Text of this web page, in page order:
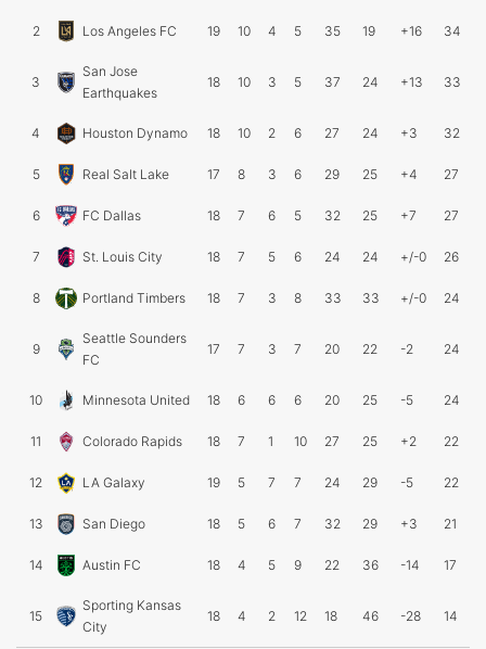
2 Los Angeles FC 19 10 4 5 35 19 +16 34
3
San Jose
Earthquakes
18 10 3 5 37 24 +13 33
4 Houston Dynamo 18 10 2 6 27 24 +3 32
5 Real Salt Lake 17 8 3 6 29 25 +4 27
6 FC Dallas 18 7 6 5 32 25 +7 27
7 St. Louis City 18 7 5 6 24 24 +/-0 26
8 Portland Timbers 18 7 3 8 33 33 +/-0 24
9
Seattle Sounders
FC
17 7 3 7 20 22 -2 24
10 Minnesota United 18 6 6 6 20 25 -5 24
11 Colorado Rapids 18 7 1 10 27 25 +2 22
12 LA Galaxy 19 5 7 7 24 29 -5 22
13 San Diego 18 5 6 7 32 29 +3 21
14 Austin FC 18 4 5 9 22 36 -14 17
15
Sporting Kansas
City
18 4 2 12 18 46 -28 14